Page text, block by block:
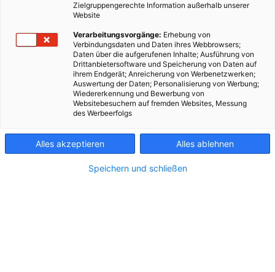
Zielgruppengerechte Information außerhalb unserer
Website
Verarbeitungsvorgänge: Erhebung von
Verbindungsdaten und Daten ihres Webbrowsers;
Daten über die aufgerufenen Inhalte; Ausführung von
Drittanbietersoftware und Speicherung von Daten auf
ihrem Endgerät; Anreicherung von Werbenetzwerken;
Auswertung der Daten; Personalisierung von Werbung;
Wiedererkennung und Bewerbung von
Websitebesuchern auf fremden Websites, Messung
des Werbeerfolgs
Alles akzeptieren Alles ablehnen
Speichern und schließen